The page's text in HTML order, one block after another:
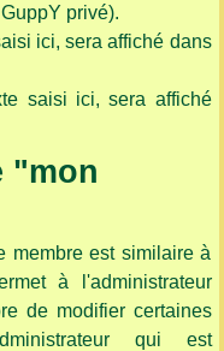
privé).
ici, sera affiché dans
saisi ici, sera affiché
"mon
membre est similaire à
à l'administrateur
de modifier certaines
qui est